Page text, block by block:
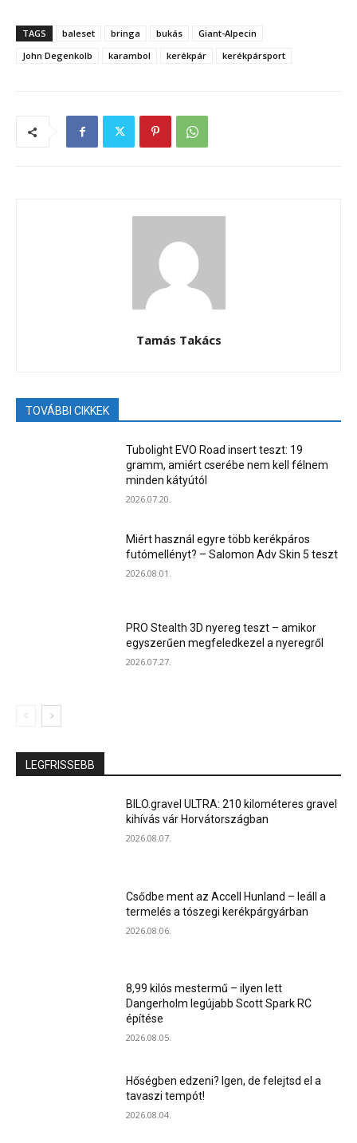
TAGS baleset bringa bukás
Giant-Alpecin
John Degenkolb
karambol kerékpár kerékpársport
Tamás Takács
TOVÁBBI CIKKEK
Tubolight EVO Road insert teszt: 19
gramm, amiért cserébe nem kell félnem
minden kátyútól
2026.07.20.
Miért használ egyre több kerékpáros
futómellényt? – Salomon Adv Skin 5 teszt
2026.08.01.
PRO Stealth 3D nyereg teszt – amikor
egyszerűen megfeledkezel a nyeregről
2026.07.27.
LEGFRISSEBB
BILO.gravel ULTRA: 210 kilométeres gravel
kihívás vár Horvátországban
2026.08.07.
Csődbe ment az Accell Hunland – leáll a
termelés a tószegi kerékpárgyárban
2026.08.06.
8,99 kilós mestermű – ilyen lett
Dangerholm legújabb Scott Spark RC
építése
2026.08.05.
Hőségben edzeni? Igen, de felejtsd el a
tavaszi tempót!
2026.08.04.